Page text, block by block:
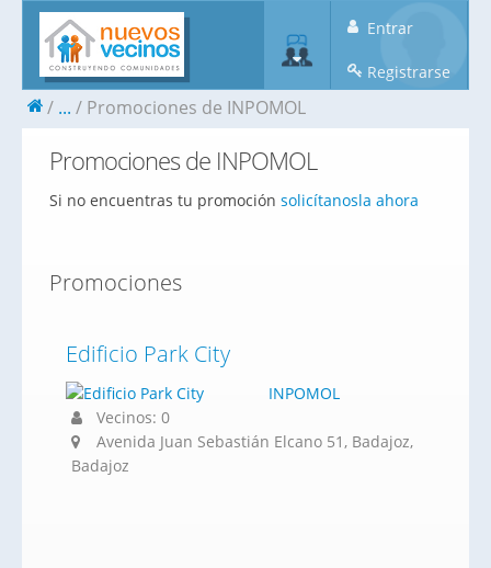
Entrar
Registrarse
... Promociones de INPOMOL
Promociones de INPOMOL
Si no encuentras tu promoción solicítanosla ahora
Promociones
Edificio Park City
INPOMOL
Vecinos: 0
Avenida Juan Sebastián Elcano 51, Badajoz,
Badajoz